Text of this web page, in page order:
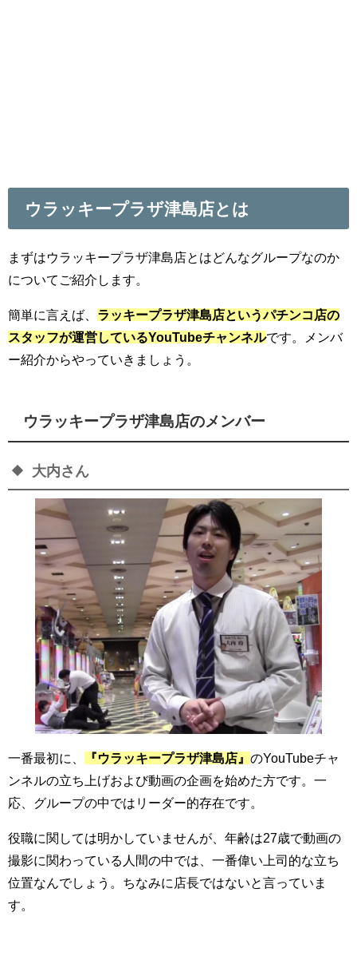
ウラッキープラザ津島店とは
まずはウラッキープラザ津島店とはどんなグループなのか
についてご紹介します。
簡単に言えば、 ラッキープラザ津島店というパチンコ店の
スタッフが運営しているYouTubeチャンネルです。メンバ
ー紹介からやっていきましょう。
ウラッキープラザ津島店のメンバー
大内さん
一番最初に、 『ウラッキープラザ津島店』 のYouTubeチャ
ンネルの立ち上げおよび動画の企画を始めた方です。一
応、グループの中ではリーダー的存在です。
役職に関しては明かしていませんが、年齢は27歳で動画の
撮影に関わっている人間の中では、一番偉い上司的な立ち
位置なんでしょう。ちなみに店長ではないと言っていま
す。